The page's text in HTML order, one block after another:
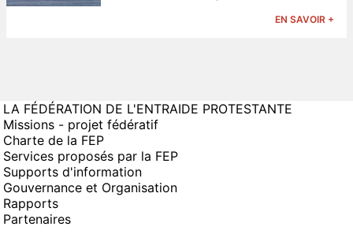
EN SAVOIR +
LA FÉDÉRATION DE L'ENTRAIDE PROTESTANTE
Missions - projet fédératif
Charte de la FEP
Services proposés par la FEP
Supports d'information
Gouvernance et Organisation
Rapports
Partenaires